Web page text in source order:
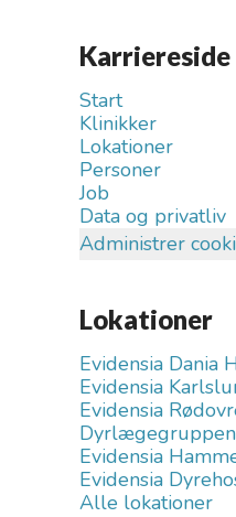
Karriereside
Start
Klinikker
Lokationer
Personer
Job
Data og privatliv
Administrer
Lokationer
Evidensia Dania
Evidensia
Evidensia
Evidensia
Evidensia
Alle lokationer